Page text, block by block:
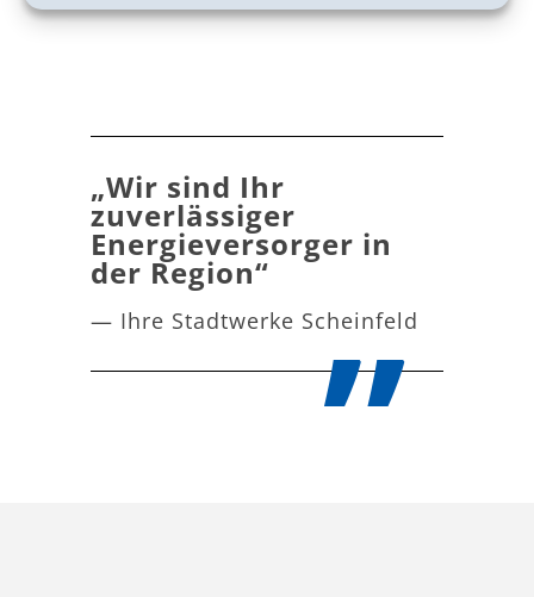
„Wir sind Ihr
zuverlässiger
Energieversorger in
der Region“
— Ihre Stadtwerke Scheinfeld